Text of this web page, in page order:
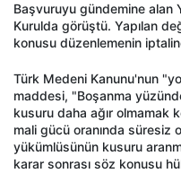
Başvuruyu gündemine alan
Kurulda görüştü. Yapılan
konusu düzenlemenin
Türk Medeni Kanunu'nun
maddesi, "Boşanma
kusuru daha ağır olmamak
mali gücü oranında süresiz
yükümlüsünün kusuru
karar sonrası söz konusu